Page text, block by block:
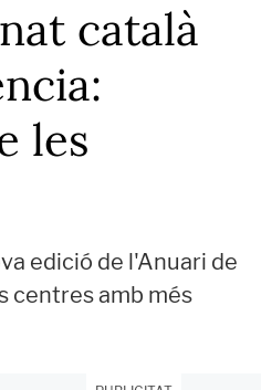
català
les
edició de l'Anuari de
centres amb més